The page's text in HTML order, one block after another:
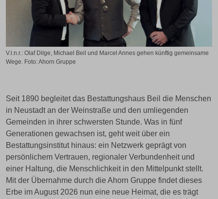
V.l.n.r.: Olaf Dilge, Michael Beil und Marcel Annes gehen künftig gemeinsame
Wege. Foto: Ahorn Gruppe
Seit 1890 begleitet das Bestattungshaus Beil die Menschen
in Neustadt an der Weinstraße und den umliegenden
Gemeinden in ihrer schwersten Stunde. Was in fünf
Generationen gewachsen ist, geht weit über ein
Bestattungsinstitut hinaus: ein Netzwerk geprägt von
persönlichem Vertrauen, regionaler Verbundenheit und
einer Haltung, die Menschlichkeit in den Mittelpunkt stellt.
Mit der Übernahme durch die Ahorn Gruppe findet dieses
Erbe im August 2026 nun eine neue Heimat, die es trägt